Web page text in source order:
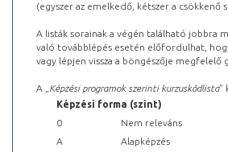
(egyszer az emelkedő, kétszer a
A listák sorainak a végén található jobbra
való továbblépés esetén előfordulhat,
vagy lépjen vissza a böngészője
A „ Képzési programok szerinti kurzuskódlista”
Képzési forma (szint)
0
Nem releváns
A
Alapképzés